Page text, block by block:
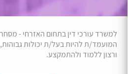
למשרד עורכי דין בתחום האזרחי -
המועמד/ת להיות בעל/ת יכולות
ורצון ללמוד ולהתמקצע.